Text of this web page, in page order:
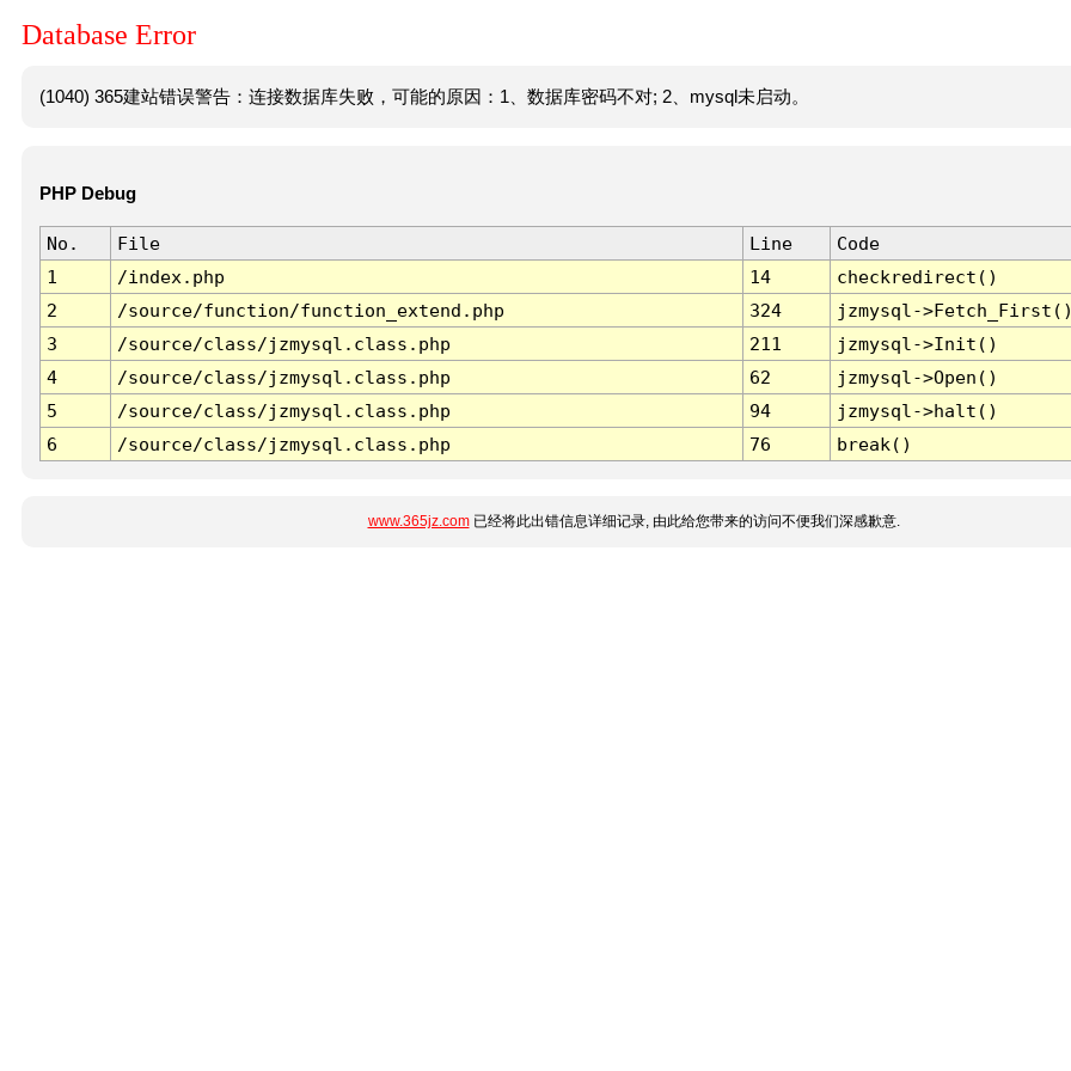
Database Error
(1040) 365建站错误警告：连接数据库失败，可能的原因：1、数据库密码不对; 2、mysql未启动。
PHP Debug
No. File Line
Code
1
/index.php 14
checkredirect()
2
/source/function/function_extend.php 324
jzmysql-
3
/source/class/jzmysql.class.php 211
jzmysql->Init()
4
/source/class/jzmysql.class.php 62
jzmysql->Open()
5
/source/class/jzmysql.class.php 94
jzmysql->halt()
6
/source/class/jzmysql.class.php 76 break()
www.365jz.com已经将此出错信息详细记录, 由此给您带来的访问不便我们深感歉意.